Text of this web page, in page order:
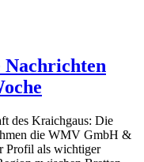
Nachrichten
des Kraichgaus: Die
die WMV GmbH &
Profil als wichtiger